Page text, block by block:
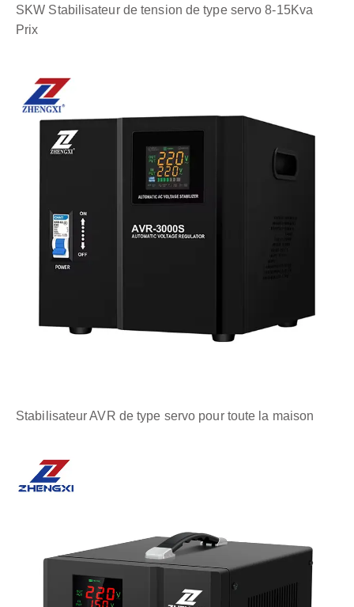
SKW Stabilisateur de tension de type servo 8-15Kva
Prix
Stabilisateur AVR de type servo pour toute la maison